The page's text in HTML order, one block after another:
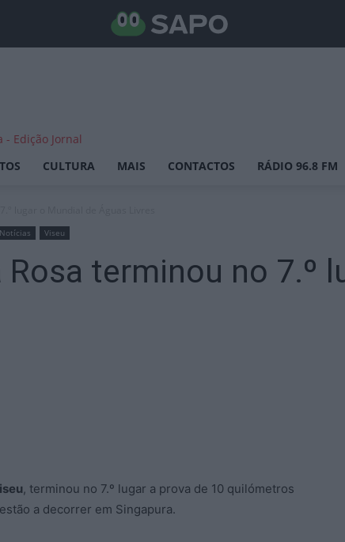
CULTURA MAIS CONTACTOS RÁDIO 96.8 FM
Notícias Viseu
terminou no 7.º
, terminou no 7.º lugar a prova de 10 quilómetros
a decorrer em Singapura.